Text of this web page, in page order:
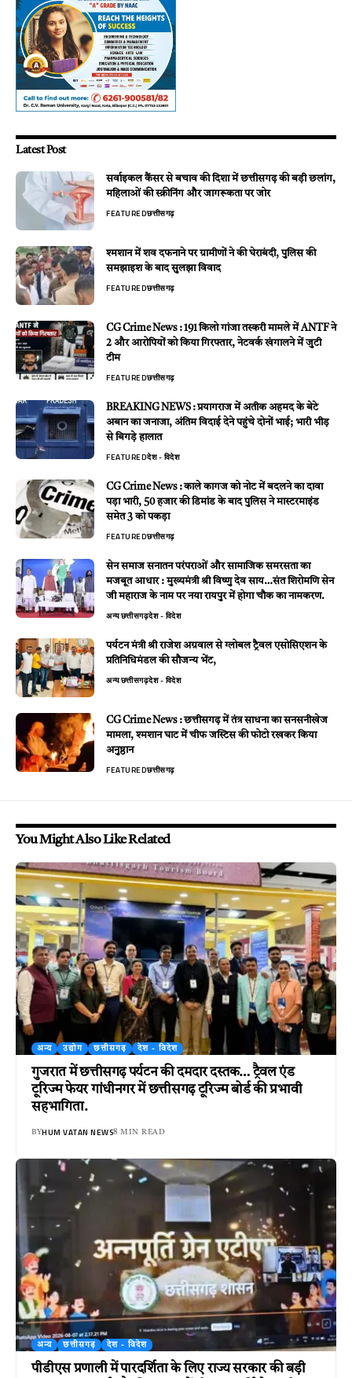
Latest Post
सर्वाइकल कैंसर से बचाव की दिशा में छत्तीसगढ़ की बड़ी छलांग,
महिलाओं की स्क्रीनिंग और जागरूकता पर जोर
FEATUREDछत्तीसगढ़
श्मशान में शव दफनाने पर ग्रामीणों ने की घेराबंदी, पुलिस की
समझाइश के बाद सुलझा विवाद
FEATUREDछत्तीसगढ़
CG Crime News : 191 किलो गांजा तस्करी मामले में ANTF ने
2 और आरोपियों को किया गिरफ्तार, नेटवर्क खंगालने में जुटी
टीम
FEATUREDछत्तीसगढ़
BREAKING NEWS : प्रयागराज में अतीक अहमद के बेटे
अबान का जनाजा, अंतिम विदाई देने पहुंचे दोनों भाई; भारी भीड़
से बिगड़े हालात
FEATUREDदेश - विदेश
CG Crime News : काले कागज को नोट में बदलने का दावा
पड़ा भारी, 50 हजार की डिमांड के बाद पुलिस ने मास्टरमाइंड
समेत 3 को पकड़ा
FEATUREDछत्तीसगढ़
सेन समाज सनातन परंपराओं और सामाजिक समरसता का
मजबूत आधार : मुख्यमंत्री श्री विष्णु देव साय…संत शिरोमणि सेन
जी महाराज के नाम पर नया रायपुर में होगा चौक का नामकरण.
अन्यछत्तीसगढ़देश - विदेश
पर्यटन मंत्री श्री राजेश अग्रवाल से ग्लोबल ट्रैवल एसोसिएशन के
प्रतिनिधिमंडल की सौजन्य भेंट,
अन्यछत्तीसगढ़देश - विदेश
CG Crime News : छत्तीसगढ़ में तंत्र साधना का सनसनीखेज
मामला, श्मशान घाट में चीफ जस्टिस की फोटो रखकर किया
अनुष्ठान
FEATUREDछत्तीसगढ़
You Might Also Like Related
अन्य उद्योग छत्तीसगढ़ देश - विदेश
गुजरात में छत्तीसगढ़ पर्यटन की दमदार दस्तक… ट्रैवल एंड
टूरिज्म फेयर गांधीनगर में छत्तीसगढ़ टूरिज्म बोर्ड की प्रभावी
सहभागिता.
BYHUM VATAN NEWS8 MIN READ
अन्य छत्तीसगढ़ देश - विदेश
पीडीएस प्रणाली में पारदर्शिता के लिए राज्य सरकार की बड़ी